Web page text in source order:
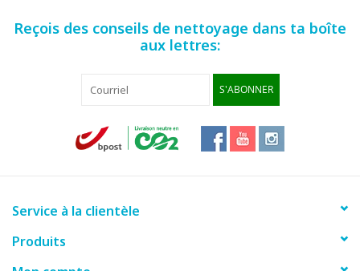
Reçois des conseils de nettoyage dans ta boîte
aux lettres:
S'ABONNER
Service à la clientèle
Produits